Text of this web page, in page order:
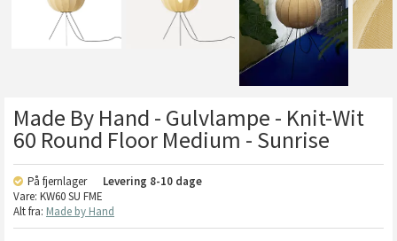
Made By Hand - Gulvlampe - Knit-Wit
60 Round Floor Medium - Sunrise
På fjernlager Levering 8-10 dage
Vare: KW60 SU FME
Alt fra: Made by Hand